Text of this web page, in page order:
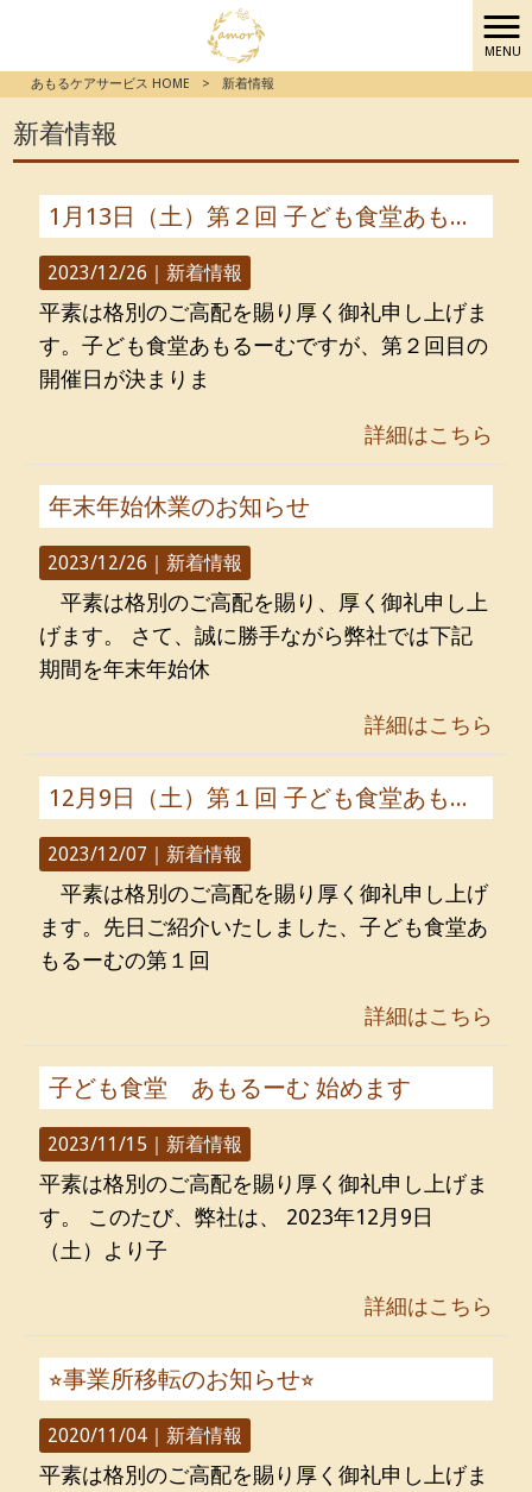
MENU
あもるケアサービス HOME > 新着情報
新着情報
1月13日（土）第２回 子ども食堂あもるーむ 開催します
2023/12/26｜ 新着情報
平素は格別のご高配を賜り厚く御礼申し上げま
す。子ども食堂あもるーむですが、第２回目の
開催日が決まりま
詳細はこちら
年末年始休業のお知らせ
2023/12/26｜ 新着情報
平素は格別のご高配を賜り、厚く御礼申し上
げます。 さて、誠に勝手ながら弊社では下記
期間を年末年始休
詳細はこちら
12月9日（土）第１回 子ども食堂あもるーむ 開催します
2023/12/07｜ 新着情報
平素は格別のご高配を賜り厚く御礼申し上げ
ます。先日ご紹介いたしました、子ども食堂あ
もるーむの第１回
詳細はこちら
子ども食堂 あもるーむ 始めます
2023/11/15｜ 新着情報
平素は格別のご高配を賜り厚く御礼申し上げま
す。 このたび、弊社は、 2023年12月9日
（土）より子
詳細はこちら
⭐︎事業所移転のお知らせ⭐︎
2020/11/04｜ 新着情報
平素は格別のご高配を賜り厚く御礼申し上げま